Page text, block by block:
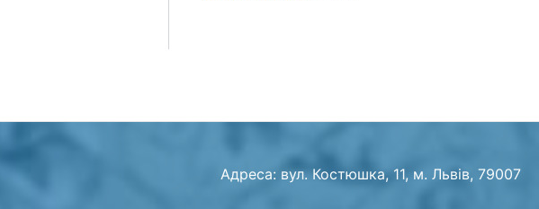
Адреса: вул. Костюшка, 11, м. Львів, 79007